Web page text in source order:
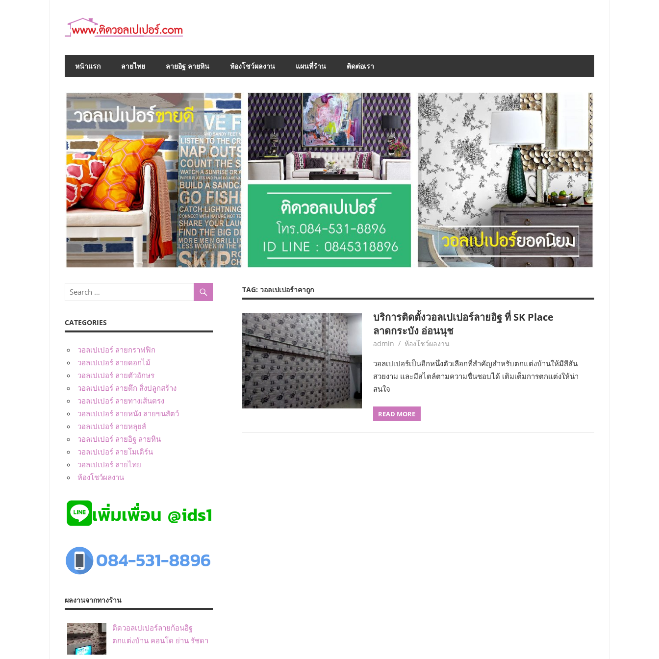
content
หน้าแรก ลายไทย ลายอิฐ ลายหิน ห้องโชว์ผลงาน แผนที่ร้าน ติดต่อเรา
TAG:วอลเปเปอร์าคาถูก
บริการติดตั้งวอลเปเปอร์ลายอิฐ ที่ SK Place
ลาดกระบัง อ่อนนุช
February 9, 2017
admin ห้องโชว์ผลงาน
วอลเปเปอร์เป็นอีกหนึ่งตัวเลือกที่สำคัญสำหรับตกแต่งบ้านให้มีสีสัน
สวยงาม และมีสไตล์ตามความชื่นชอบได้ เติมเต็มการตกแต่งให้น่า
สนใจ
READ MORE
CATEGORIES
วอลเปเปอร์ ลายกราฟฟิก
วอลเปเปอร์ ลายดอกไม้
วอลเปเปอร์ ลายตัวอักษร
วอลเปเปอร์ ลายตึก สิ่งปลูกสร้าง
วอลเปเปอร์ ลายทางเส้นตรง
วอลเปเปอร์ ลายหนัง ลายขนสัตว์
วอลเปเปอร์ ลายหลุยส์
วอลเปเปอร์ ลายอิฐ ลายหิน
วอลเปเปอร์ ลายโมเดิร์น
วอลเปเปอร์ ลายไทย
ห้องโชว์ผลงาน
ผลงานจากทางร้าน
ติดวอลเปเปอร์ลายก้อนอิฐ
ตกแต่งบ้าน คอนโด ย่าน รัชดา